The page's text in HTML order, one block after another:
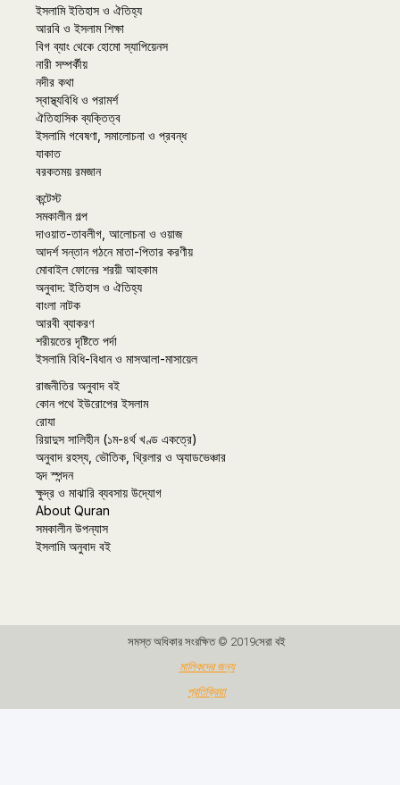
ইসলামি ইতিহাস ও ঐতিহ্য
আরবি ও ইসলাম শিক্ষা
বিগ ব্যাং থেকে হোমো স্যাপিয়েনস
নারী সম্পর্কীয়
নদীর কথা
স্বাস্থ্যবিধি ও পরামর্শ
ঐতিহাসিক ব্যক্তিত্ব
ইসলামি গবেষণা, সমালোচনা ও প্রবন্ধ
যাকাত
বরকতময় রমজান
কন্টেস্ট
সমকালীন গল্প
দাওয়াত-তাবলীগ, আলোচনা ও ওয়াজ
আদর্শ সন্তান গঠনে মাতা-পিতার করণীয়
মোবাইল ফোনের শরয়ী আহকাম
অনুবাদ: ইতিহাস ও ঐতিহ্য
বাংলা নাটক
আরবী ব্যাকরণ
শরীয়তের দৃষ্টিতে পর্দা
ইসলামি বিধি-বিধান ও মাসআলা-মাসায়েল
রাজনীতির অনুবাদ বই
কোন পথে ইউরোপের ইসলাম
রোযা
রিয়াদুস সালিহীন (১ম-৪র্থ খণ্ড একত্রে)
অনুবাদ রহস্য, ভৌতিক, থ্রিলার ও অ্যাডভেঞ্চার
হৃদ স্পন্দন
ক্ষুদ্র ও মাঝারি ব্যবসায় উদ্যোগ
About Quran
সমকালীন উপন্যাস
ইসলামি অনুবাদ বই
সমস্ত অধিকার সংরক্ষিত © 2019সেরা বই
মালিকদের জন্য
প্রতিক্রিয়া